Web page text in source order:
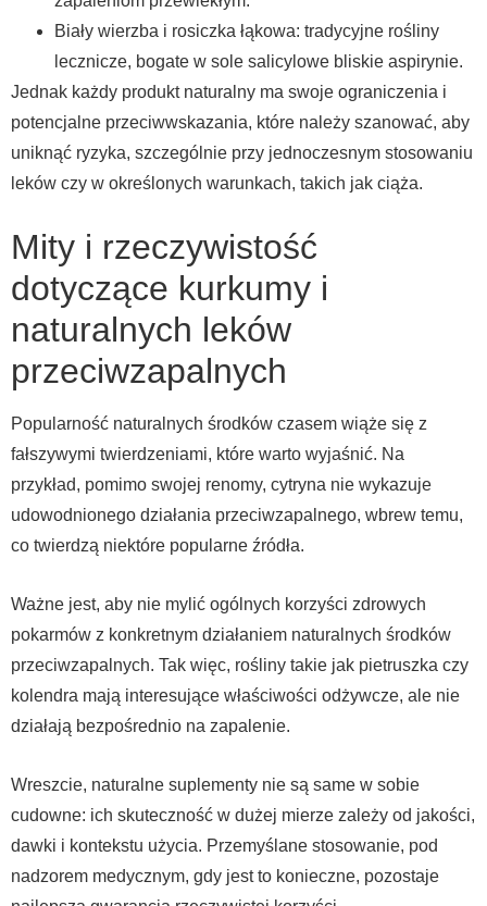
Biały wierzba i rosiczka łąkowa: tradycyjne rośliny
lecznicze, bogate w sole salicylowe bliskie aspirynie.
Jednak każdy produkt naturalny ma swoje ograniczenia i
potencjalne przeciwwskazania, które należy szanować, aby
uniknąć ryzyka, szczególnie przy jednoczesnym stosowaniu
leków czy w określonych warunkach, takich jak ciąża.
Mity i rzeczywistość
dotyczące kurkumy i
naturalnych leków
przeciwzapalnych
Popularność naturalnych środków czasem wiąże się z
fałszywymi twierdzeniami, które warto wyjaśnić. Na
przykład, pomimo swojej renomy, cytryna nie wykazuje
udowodnionego działania przeciwzapalnego, wbrew temu,
co twierdzą niektóre popularne źródła.
Ważne jest, aby nie mylić ogólnych korzyści zdrowych
pokarmów z konkretnym działaniem naturalnych środków
przeciwzapalnych. Tak więc, rośliny takie jak pietruszka czy
kolendra mają interesujące właściwości odżywcze, ale nie
działają bezpośrednio na zapalenie.
Wreszcie, naturalne suplementy nie są same w sobie
cudowne: ich skuteczność w dużej mierze zależy od jakości,
dawki i kontekstu użycia. Przemyślane stosowanie, pod
nadzorem medycznym, gdy jest to konieczne, pozostaje